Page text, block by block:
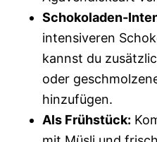
Schokoladen-
intensiveren
kannst du
oder
hinzufügen.
Als Frühstück: